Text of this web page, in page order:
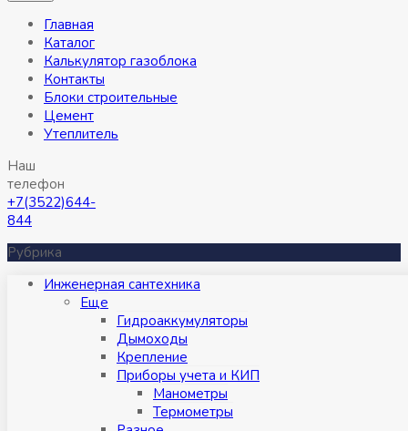
Главная
Каталог
Калькулятор газоблока
Контакты
Блоки строительные
Цемент
Утеплитель
Наш
телефон
+7(3522)644-
844
Рубрика
Инженерная сантехника
Eще
Гидроаккумуляторы
Дымоходы
Крепление
Приборы учета и КИП
Манометры
Термометры